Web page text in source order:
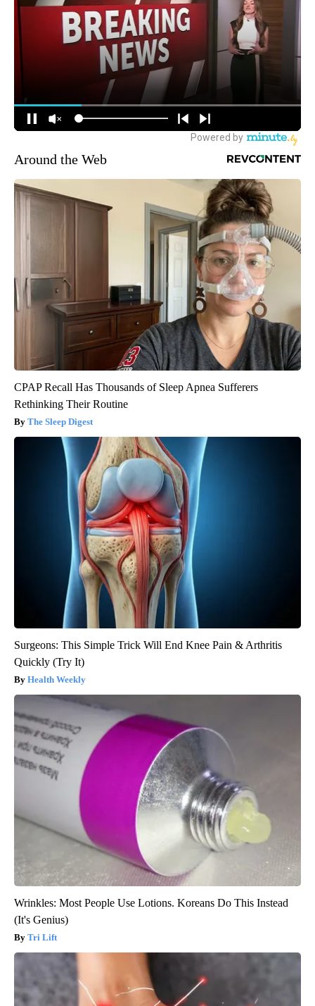
Around the Web
CPAP Recall Has Thousands of Sleep Apnea Sufferers
Rethinking Their Routine
The Sleep Digest
Surgeons: This Simple Trick Will End Knee Pain & Arthritis
Quickly (Try It)
Health Weekly
Wrinkles: Most People Use Lotions. Koreans Do This Instead
(It's Genius)
Tri Lift